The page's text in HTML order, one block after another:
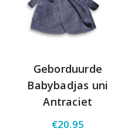
Geborduurde
Babybadjas uni
Antraciet
€20.95